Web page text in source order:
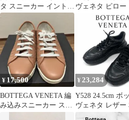
タ スニーカー イントレ
チャート レディース イ
タリア製
ヴェネタ ピロー
ップスニーカー
ト／グリーン
¥ 17,500
BOTTEGA VENETA 編
み込みスニーカー スモ
¥ 23,284
Y528 24.5cm ボ
ヴェネタ レザー
スニーカー レデ